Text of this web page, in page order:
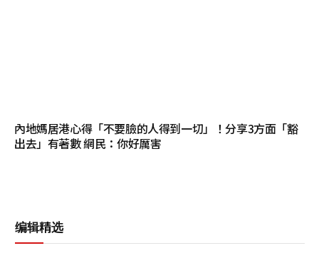
內地媽居港心得「不要臉的人得到一切」！分享3方面「豁
出去」有著數 網民：你好厲害
编辑精选